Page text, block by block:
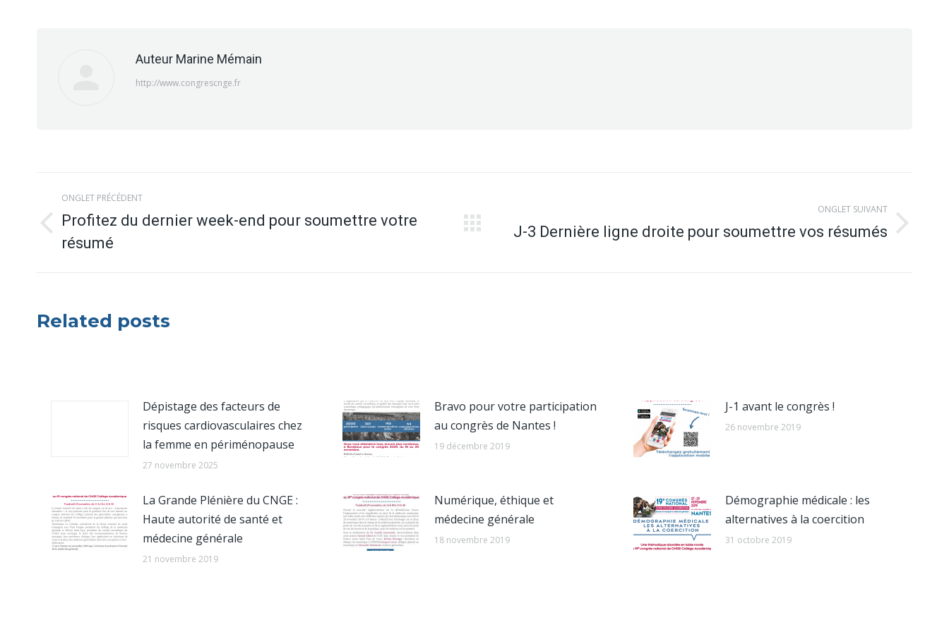
Auteur Marine Mémain
http://www.congrescnge.fr
Navigation
de
commentaire
ONGLET PRÉCÉDENT
précédent
Profitez du dernier week-end pour soumettre votre
résumé
ONGLET SUIVANT
Onglet
J-3 Dernière ligne droite pour soumettre vos résumés
Related posts
Dépistage des facteurs de
risques cardiovasculaires chez
la femme en périménopause
27 novembre 2025
Bravo pour votre participation
au congrès de Nantes !
19 décembre 2019
J-1 avant le congrès !
26 novembre 2019
La Grande Plénière du CNGE :
Haute autorité de santé et
médecine générale
21 novembre 2019
Numérique, éthique et
médecine générale
18 novembre 2019
Démographie médicale : les
alternatives à la coercition
31 octobre 2019